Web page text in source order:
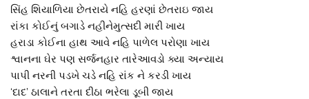
સિંહ શિયાળિયા છેતરાયે નહિ હરણાં છેતરાઇ જાય
રાંકા કોઈનું બગાડે નહીનેમુત્સદી મારી ખાય
હરાડા કોઈના હાથ આવે નહિ પાળેલ પરોણા ખાય
શ્વાનના ઘેર પણ સર્જનહાર તારેઆવડો ક્યા અન્યાય
પાપી નરની પડખે ચડે નહિ રાંક ને કરડી ખાય
‘દાદ’ ઠાલાને તરતા દીઠા ભરેલા ડૂબી જાય